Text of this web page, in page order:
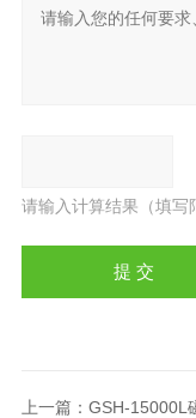
请输入计算结果（填写
上一篇： GSH-15000L